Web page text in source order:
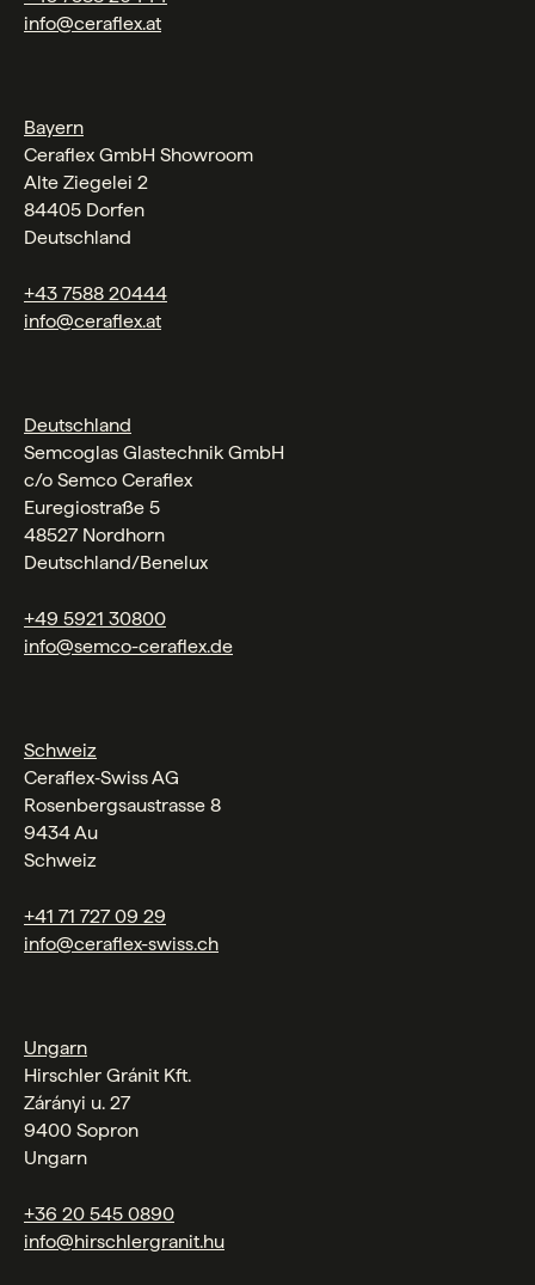
info@ceraflex.at
Bayern
Ceraflex GmbH Showroom
Alte Ziegelei 2
84405 Dorfen
Deutschland
+43 7588 20444
info@ceraflex.at
Deutschland
Semcoglas Glastechnik GmbH
c/o Semco Ceraflex
Euregiostraße 5
48527 Nordhorn
Deutschland/Benelux
+49 5921 30800
info@semco-ceraflex.de
Schweiz
Ceraflex‑Swiss AG
Rosenbergsaustrasse 8
9434 Au
Schweiz
+41 71 727 09 29
info@ceraflex-swiss.ch
Ungarn
Hirschler Gránit Kft.
Zárányi u. 27
9400 Sopron
Ungarn
+36 20 545 0890
info@hirschlergranit.hu